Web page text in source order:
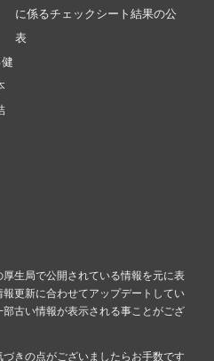
に係るチェックシート結果の公
表
生局で公開されている情報を元に表
更新に合わせてアップデートしてい
古い情報が表示される事ことがござ
きの点がございましたらお手数です